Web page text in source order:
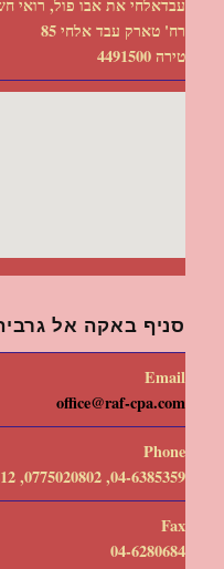
עבדאלחי את אבו פול, רואי
רח' טארק עבד אלחי 85
טירה 4491500
סניף באקה אל גרביה
Email
office@raf-cpa.com
Phone
04-6385359, 0775020802, 0775020812
Fax
04-6280684